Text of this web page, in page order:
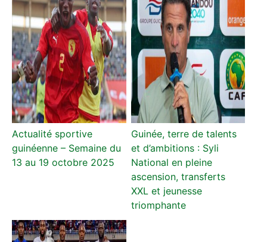
Actualité sportive
guinéenne – Semaine du
13 au 19 octobre 2025
Guinée, terre de talents
et d’ambitions : Syli
National en pleine
ascension, transferts
XXL et jeunesse
triomphante